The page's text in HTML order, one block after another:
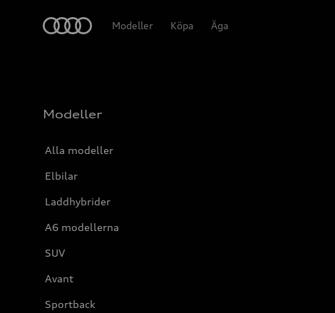
Modeller Köpa Äga
Modeller
Alla modeller
Elbilar
Laddhybrider
A6 modellerna
SUV
Avant
Sportback